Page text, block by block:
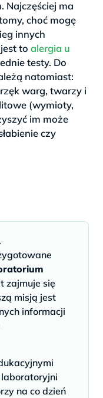
Najczęściej ma
choć mogę
innych
to alergia u
testy. Do
natomiast:
warg, twarzy i
(wymioty,
im może
czy
zajmuje się
misją jest
informacji
na co dzień